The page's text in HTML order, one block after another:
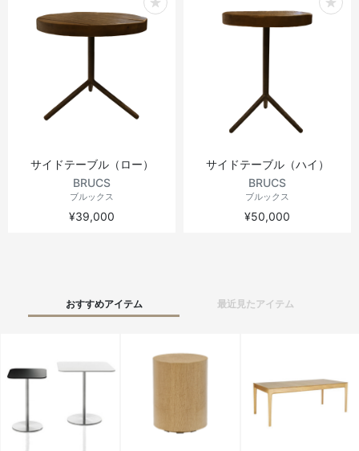
サイドテーブル（ロー）
BRUCS
ブルックス
¥39,000
サイドテーブル（ハイ）
BRUCS
ブルックス
¥50,000
おすすめアイテム 最近見たアイテム